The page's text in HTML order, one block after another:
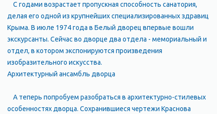
С годами возрастает пропускная способность санатория,
делая его одной из крупнейших специализированных здравиц
Крыма. В июле 1974 года в Белый дворец впервые вошли
экскурсанты. Сейчас во дворце два отдела - мемориальный и
отдел, в котором экспонируются произведения
изобразительного искусства.
Архитектурный ансамбль дворца
А теперь попробуем разобраться в архитектурно-стилевых
особенностях дворца. Сохранившиеся чертежи Краснова